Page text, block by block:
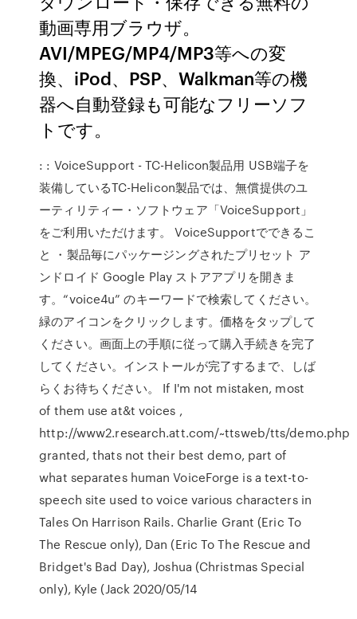
動画専用ブラウザ。
AVI/MPEG/MP4/MP3等への変
換、iPod、PSP、Walkman等の機
器へ自動登録も可能なフリーソフ
トです。
: : VoiceSupport - TC-Helicon製品用 USB端子を
装備しているTC-Helicon製品では、無償提供のユ
ーティリティー・ソフトウェア「VoiceSupport」
をご利用いただけます。 VoiceSupportでできるこ
と ・製品毎にパッケージングされたプリセット ア
ンドロイド Google Play ストアアプリを開きま
す。“voice4u” のキーワードで検索してください。
緑のアイコンをクリックします。価格をタップして
ください。画面上の手順に従って購入手続きを完了
してください。インストールが完了するまで、しば
らくお待ちください。 If I'm not mistaken, most
of them use at&t voices ,
http://www2.research.att.com/~ttsweb/tts/demo.php
granted, thats not their best demo, part of
what separates human VoiceForge is a text-to-
speech site used to voice various characters in
Tales On Harrison Rails. Charlie Grant (Eric To
The Rescue only), Dan (Eric To The Rescue and
Bridget's Bad Day), Joshua (Christmas Special
only), Kyle (Jack 2020/05/14